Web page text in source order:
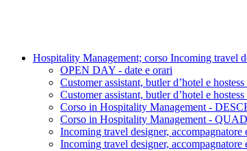
Hospitality Management; corso Incoming travel
OPEN DAY - date e orari
Customer assistant, butler d’hotel e
Customer assistant, butler d’hotel e
Corso in Hospitality Management -
Corso in Hospitality Management -
Incoming travel designer,
Incoming travel designer,